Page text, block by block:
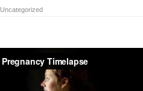
Uncategorized